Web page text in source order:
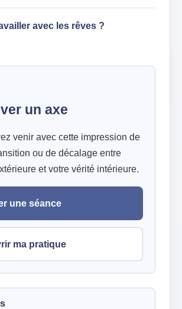
avec les rêves ?
un axe
venir avec cette impression de
ou de décalage entre
et votre vérité intérieure.
une séance
ma pratique